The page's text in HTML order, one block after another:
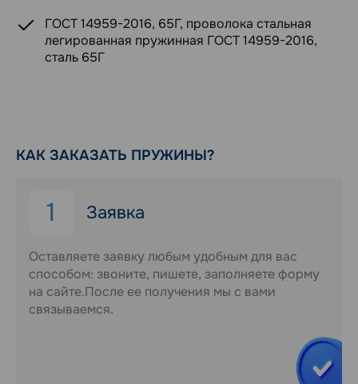
ГОСТ 14959-2016, 65Г, проволока стальная
легированная пружинная ГОСТ 14959-2016,
сталь 65Г
КАК ЗАКАЗАТЬ ПРУЖИНЫ?
1 Заявка
Оставляете заявку любым удобным для вас
способом: звоните, пишете, заполняете форму
на сайте.После ее получения мы с вами
связываемся.